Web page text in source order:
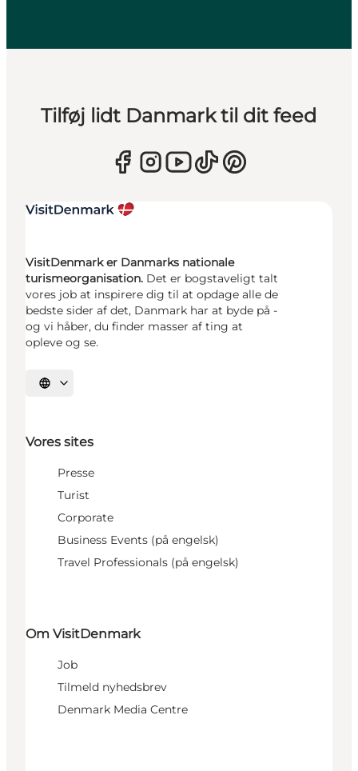
Tilføj lidt Danmark til dit feed
VisitDenmark er Danmarks nationale
turismeorganisation. Det er bogstaveligt talt
vores job at inspirere dig til at opdage alle de
bedste sider af det, Danmark har at byde på -
og vi håber, du finder masser af ting at
opleve og se.
Vælg sprog
Vores sites
Presse
Turist
Corporate
Business Events (på engelsk)
Travel Professionals (på engelsk)
Om VisitDenmark
Job
Tilmeld nyhedsbrev
Denmark Media Centre